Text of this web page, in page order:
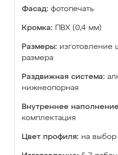
Фасад: фотопечать
Кромка: ПВХ (0,4 мм)
Размеры: изготовление
размера
Раздвижная система:
нижнеопорная
Внутреннее
комплектация
Цвет профиля: на выбор